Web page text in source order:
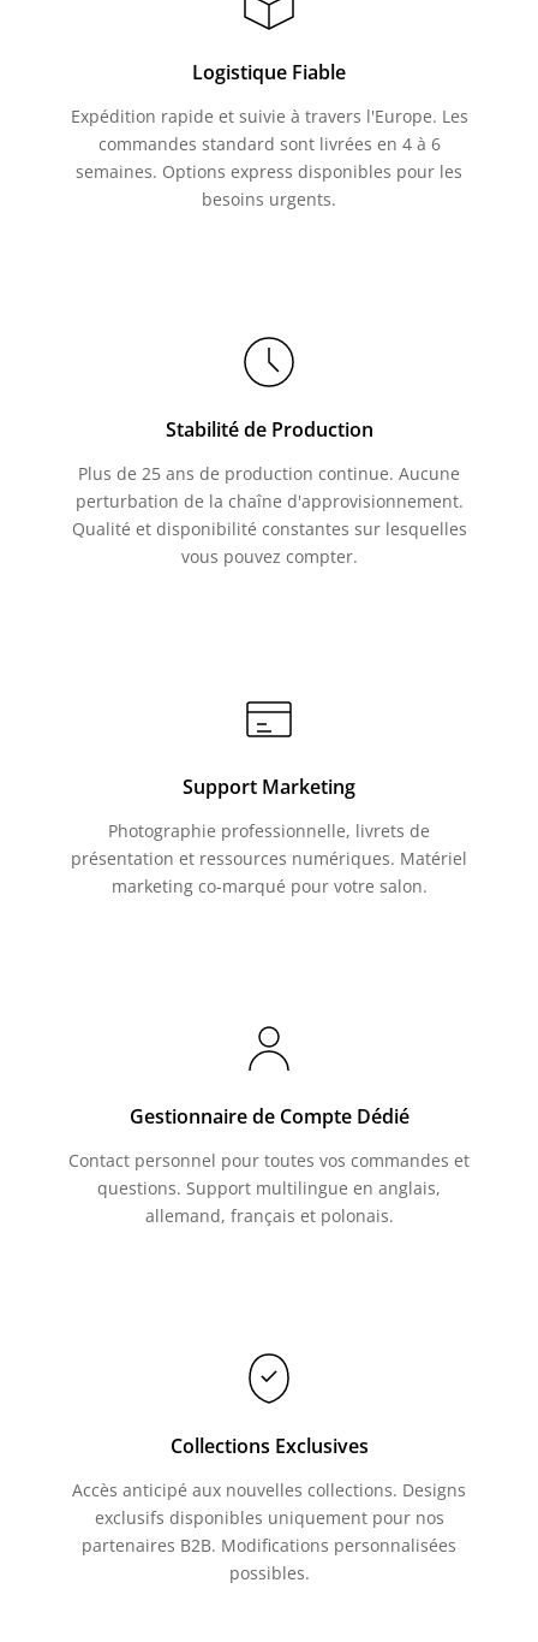
Logistique Fiable
Expédition rapide et suivie à travers l'Europe. Les
commandes standard sont livrées en 4 à 6
semaines. Options express disponibles pour les
besoins urgents.
Stabilité de Production
Plus de 25 ans de production continue. Aucune
perturbation de la chaîne d'approvisionnement.
Qualité et disponibilité constantes sur lesquelles
vous pouvez compter.
Support Marketing
Photographie professionnelle, livrets de
présentation et ressources numériques. Matériel
marketing co-marqué pour votre salon.
Gestionnaire de Compte Dédié
Contact personnel pour toutes vos commandes et
questions. Support multilingue en anglais,
allemand, français et polonais.
Collections Exclusives
Accès anticipé aux nouvelles collections. Designs
exclusifs disponibles uniquement pour nos
partenaires B2B. Modifications personnalisées
possibles.